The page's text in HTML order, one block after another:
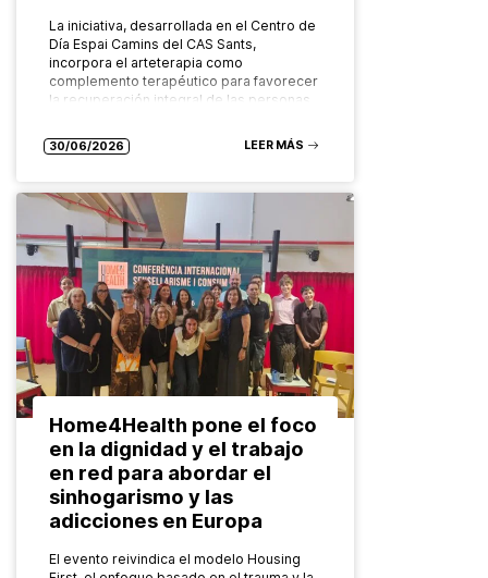
La iniciativa, desarrollada en el Centro de
Día Espai Camins del CAS Sants,
incorpora el arteterapia como
complemento terapéutico para favorecer
la recuperación integral de las personas
30/06/2026 LEER MÁS
Home4Health pone el foco
en la dignidad y el trabajo
en red para abordar el
sinhogarismo y las
adicciones en Europa
El evento reivindica el modelo Housing